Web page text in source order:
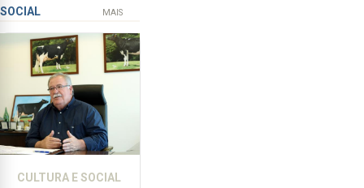
ilegal
de
lapas
entre
2022
e
2026.
A
instrumentos
SOCIAL
MAIS
CULTURA E SOCIAL